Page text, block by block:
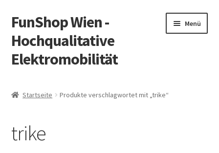
Zur
Navigation
springen
Zum
Inhalt
springen
FunShop Wien -
Hochqualitative
Elektromobilität
Menü
Vorsicht Internetbetrug
Startseite Produkte verschlagwortet mit „trike“
trike